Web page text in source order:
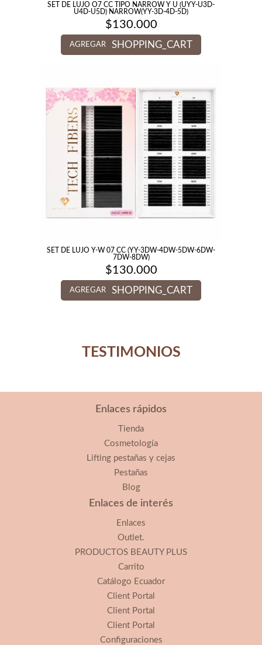
SET DE LUJO O7 CC TIPO NARROW Y U (UYY-U3D-
U4D-U5D) NARROW(YY-3D-4D-5D)
$130.000
AGREGAR SHOPPING_CART
SET DE LUJO Y-W 07 CC (YY-3DW-4DW-5DW-6DW-
7DW-8DW)
$130.000
AGREGAR SHOPPING_CART
TESTIMONIOS
Enlaces rápidos
Tienda
Cosmetología
Lifting pestañas y cejas
Pestañas
Blog
Enlaces de interés
Enlaces
Outlet.
PRODUCTOS BEAUTY PLUS
Carrito
Catálogo Ecuador
Client Portal
Client Portal
Client Portal
Configuraciones